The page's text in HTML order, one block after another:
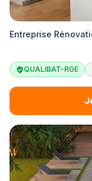
Entreprise
QUALIBAT-RGE